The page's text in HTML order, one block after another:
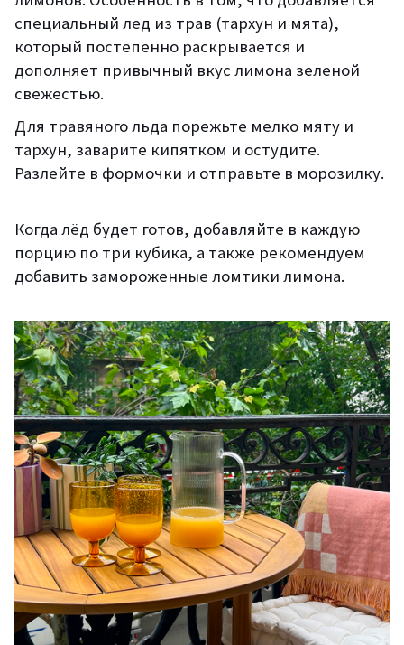
специальный лед из трав (тархун и мята),
который постепенно раскрывается и
дополняет привычный вкус лимона зеленой
свежестью.
Для травяного льда порежьте мелко мяту и
тархун, заварите кипятком и остудите.
Разлейте в формочки и отправьте в морозилку.
Когда лёд будет готов, добавляйте в каждую
порцию по три кубика, а также рекомендуем
добавить замороженные ломтики лимона.